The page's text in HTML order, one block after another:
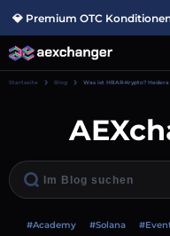
💎 Premium OTC
Startseite Blog Was ist HBAR-Krypto?
#Academy #Solana